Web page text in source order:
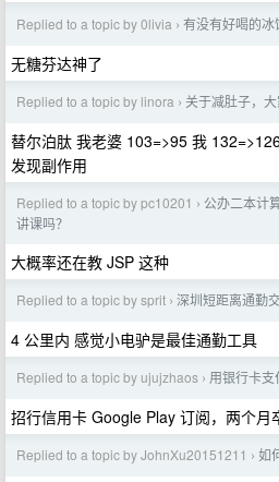
Replied to a topic by 0livia › 有没有好喝的
无糖芬达神了
Replied to a topic by linora › 关于减肚子，
替尔泊肽 我老婆 103=>95 我
发现副作用
Replied to a topic by pc10201 › 公办二本计
讲课吗？
大概率还在教 JSP 这种
Replied to a topic by sprit › 深圳短距离通勤
4 公里内 感觉小电驴是最佳通勤工具
Replied to a topic by ujujzhaos › 用银行卡
招行信用卡 Google Play 订阅，两个月
Replied to a topic by JohnXu20151211 › 如